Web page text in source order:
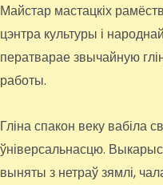
Майстар мастацкіх
цэнтра культуры і
ператварае звычайную
работы.
Гліна спакон веку вабіла
ўніверсальнасцю.
выняты з нетраў зямлі,